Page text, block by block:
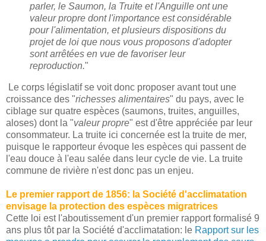
parler, le Saumon, la Truite et l'Anguille ont une
valeur propre dont l'importance est considérable
pour l'alimentation, et plusieurs dispositions du
projet de loi que nous vous proposons d'adopter
sont arrêtées en vue de favoriser leur
reproduction."
Le corps législatif se voit donc proposer avant tout une
croissance des "richesses alimentaires" du pays, avec le
ciblage sur quatre espèces (saumons, truites, anguilles,
aloses) dont la "valeur propre" est d'être appréciée par leur
consommateur. La truite ici concernée est la truite de mer,
puisque le rapporteur évoque les espèces qui passent de
l'eau douce à l'eau salée dans leur cycle de vie. La truite
commune de rivière n'est donc pas un enjeu.
Le premier rapport de 1856: la Société d'acclimatation
envisage la protection des espèces migratrices
Cette loi est l'aboutissement d'un premier rapport formalisé 9
ans plus tôt par la Société d'acclimatation: le Rapport sur les